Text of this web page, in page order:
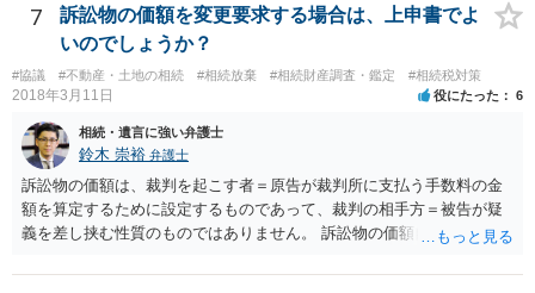
することはありませんので、数年後に借金が発見される可能性はほぼ
ありません。 なお、私が扱った相続放棄を検討していた案件で、期間
伸長して調査したところ、サラ金に対する過払金など相当な財産が見
つかったため相続したという事例がありました。
7
訴訟物の価額を変更要求する場合は、上申書でよ
いのでしょうか？
#協議 #不動産・土地の相続 #相続放棄 #相続財産調査・鑑定 #相続税対策
2018年3月11日 役にたった 6
相続・遺言に強い弁護士
鈴木 崇裕 弁護士
訴訟物の価額は、裁判を起こす者＝原告が裁判所に支払う手数料の金
額を算定するために設定するものであって、裁判の相手方＝被告が疑
義を差し挟む性質のものではありません。 訴訟物の価額自体が裁判の
したとしても、変更されることはありません。